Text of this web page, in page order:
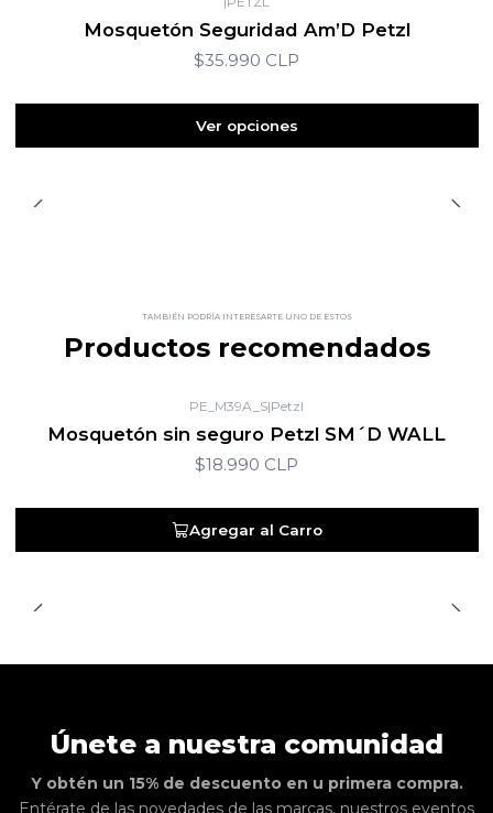
Mosquetón Seguridad Am’D Petzl
$35.990 CLP
Ver opciones
TAMBIÉN PODRÍA INTERESARTE UNO DE ESTOS
Productos recomendados
PE_M39A_S|Petzl
Mosquetón sin seguro Petzl SM´D WALL
$18.990 CLP
Agregar al Carro
Únete a nuestra comunidad
Y obtén un 15% de descuento en u primera compra.
Entérate de las novedades de las marcas, nuestros eventos